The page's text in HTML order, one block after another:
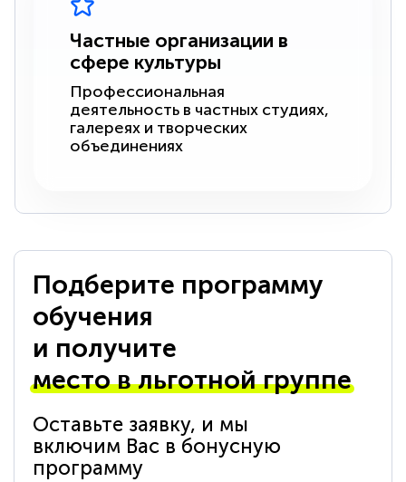
Частные организации в
сфере культуры
Профессиональная
деятельность в частных студиях,
галереях и творческих
объединениях
Подберите программу
обучения
и получите
место в льготной группе
Оставьте заявку, и мы
включим Вас в бонусную
программу